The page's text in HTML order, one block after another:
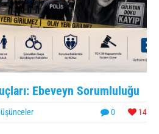
Ebeveyn Sorumluluğu
0 14